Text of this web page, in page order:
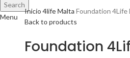
Search
Menu
Inicio 4life Malta Foundation
Back to products
Foundation